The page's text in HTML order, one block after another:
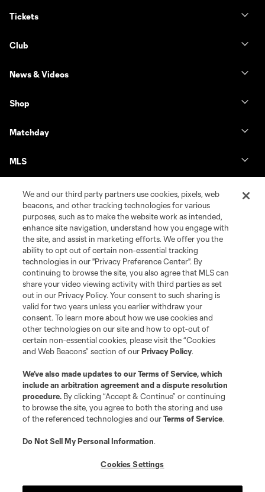
Tickets
Club
News & Videos
Shop
Matchday
MLS
Terms of Service
Privacy Policy
Do Not Sell or Share My Personal Information
Cookies Settings
©2026 MLS. The Major League Soccer and MLS name and shield are
registered trademarks of Major League Soccer, L.L.C. (“MLS”). The names
and logos of MLS teams are registered and/or common law trademarks of
MLS or are used with the permission of their owners. Any unauthorized use
is forbidden.
We and our third party partners use cookies, pixels, web
beacons, and other tracking technologies for various
purposes, such as to make the website work as intended,
enhance site navigation, understand how you engage with
the site, and assist in marketing efforts. We offer you the
ability to opt out of certain non-essential tracking
technologies in our "Privacy Preference Center". By
continuing to browse the site, you also agree that MLS can
share your video viewing activity with third parties as set
out in our Privacy Policy. Your consent to such sharing is
valid for two years unless you earlier withdraw your
consent. To learn more about how we use cookies and
other technologies on our site and how to opt-out of
certain non-essential cookies, please visit the “Cookies
and Web Beacons” section of ourPrivacy Policy.
We’ve also made updates to ourTerms of Service, which
include an arbitration agreement and a dispute resolution
procedure. By clicking “Accept & Continue” or continuing
to browse the site, you agree to both the storing and use
of the referenced technologies and ourTerms of Service.
Do Not Sell My Personal Information.
Cookies Settings